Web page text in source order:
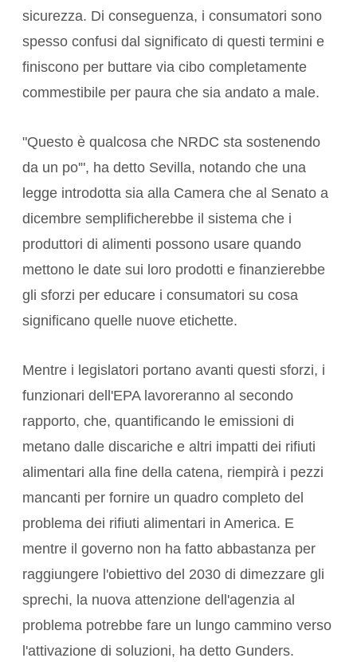
sicurezza. Di conseguenza, i consumatori sono
spesso confusi dal significato di questi termini e
finiscono per buttare via cibo completamente
commestibile per paura che sia andato a male.
"Questo è qualcosa che NRDC sta sostenendo
da un po'", ha detto Sevilla, notando che una
legge introdotta sia alla Camera che al Senato a
dicembre semplificherebbe il sistema che i
produttori di alimenti possono usare quando
mettono le date sui loro prodotti e finanzierebbe
gli sforzi per educare i consumatori su cosa
significano quelle nuove etichette.
Mentre i legislatori portano avanti questi sforzi, i
funzionari dell'EPA lavoreranno al secondo
rapporto, che, quantificando le emissioni di
metano dalle discariche e altri impatti dei rifiuti
alimentari alla fine della catena, riempirà i pezzi
mancanti per fornire un quadro completo del
problema dei rifiuti alimentari in America. E
mentre il governo non ha fatto abbastanza per
raggiungere l'obiettivo del 2030 di dimezzare gli
sprechi, la nuova attenzione dell'agenzia al
problema potrebbe fare un lungo cammino verso
l'attivazione di soluzioni, ha detto Gunders.